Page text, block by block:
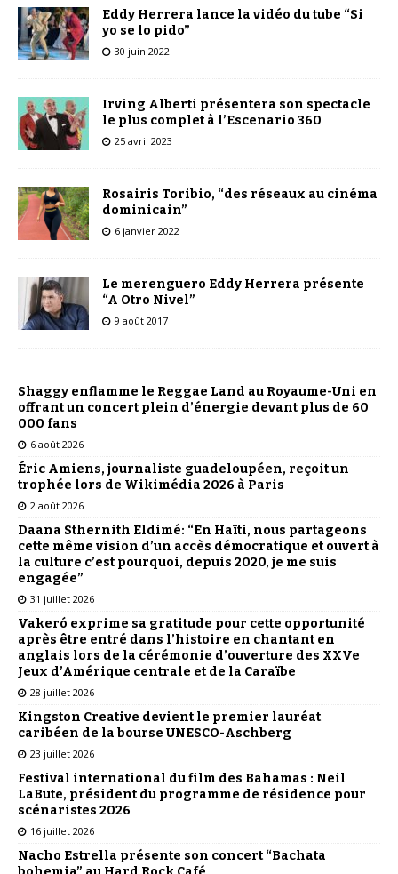
Eddy Herrera lance la vidéo du tube “Si
yo se lo pido”
30 juin 2022
Irving Alberti présentera son spectacle
le plus complet à l’Escenario 360
25 avril 2023
Rosairis Toribio, “des réseaux au cinéma
dominicain”
6 janvier 2022
Le merenguero Eddy Herrera présente
“A Otro Nivel”
9 août 2017
Shaggy enflamme le Reggae Land au Royaume-Uni en
offrant un concert plein d’énergie devant plus de 60
000 fans
6 août 2026
Éric Amiens, journaliste guadeloupéen, reçoit un
trophée lors de Wikimédia 2026 à Paris
2 août 2026
Daana Sthernith Eldimé: “En Haïti, nous partageons
cette même vision d’un accès démocratique et ouvert à
la culture c’est pourquoi, depuis 2020, je me suis
engagée”
31 juillet 2026
Vakeró exprime sa gratitude pour cette opportunité
après être entré dans l’histoire en chantant en
anglais lors de la cérémonie d’ouverture des XXVe
Jeux d’Amérique centrale et de la Caraïbe
28 juillet 2026
Kingston Creative devient le premier lauréat
caribéen de la bourse UNESCO-Aschberg
23 juillet 2026
Festival international du film des Bahamas : Neil
LaBute, président du programme de résidence pour
scénaristes 2026
16 juillet 2026
Nacho Estrella présente son concert “Bachata